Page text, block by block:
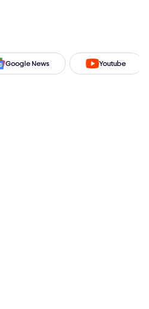
Google News Youtube